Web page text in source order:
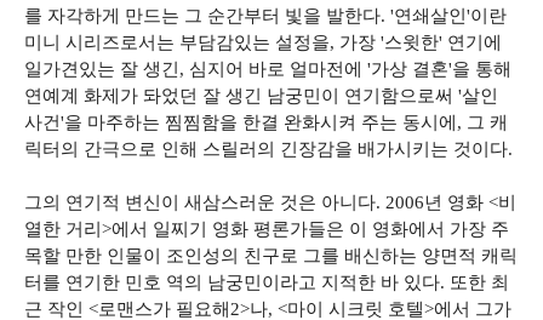
를 자각하게 만드는 그 순간부터 빛을 발한다. '연쇄살인'이란
미니 시리즈로서는 부담감있는 설정을, 가장 '스윗한' 연기에
일가견있는 잘 생긴, 심지어 바로 얼마전에 '가상 결혼'을 통해
연예계 화제가 돠었던 잘 생긴 남궁민이 연기함으로써 '살인
사건'을 마주하는 찜찜함을 한결 완화시켜 주는 동시에, 그 캐
릭터의 간극으로 인해 스릴러의 긴장감을 배가시키는 것이다.
그의 연기적 변신이 새삼스러운 것은 아니다. 2006년 영화 <비
열한 거리>에서 일찌기 영화 평론가들은 이 영화에서 가장 주
목할 만한 인물이 조인성의 친구로 그를 배신하는 양면적 캐릭
터를 연기한 민호 역의 남궁민이라고 지적한 바 있다. 또한 최
근 작인 <로맨스가 필요해2>나, <마이 시크릿 호텔>에서 그가